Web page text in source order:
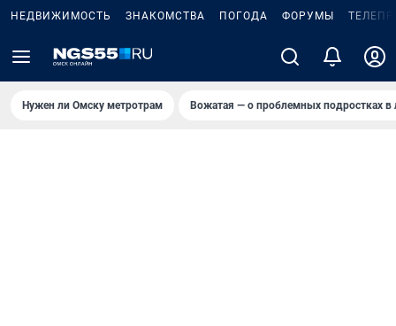
НЕДВИЖИМОСТЬ ЗНАКОМСТВА ПОГОДА ФОРУМЫ
Нужен ли Омску метротрам Вожатая — о проблемных подростках в